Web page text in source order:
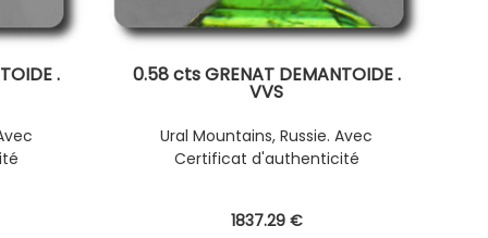
. 0.58 cts GRENAT DEMANTOIDE .
VVS
Ural Mountains, Russie. Avec
Certificat d'authenticité
1837.29 €